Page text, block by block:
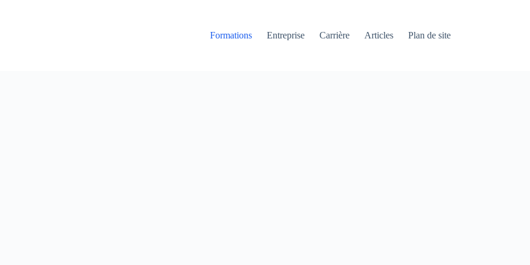
Formations
Entreprise Carrière Articles Plan de site